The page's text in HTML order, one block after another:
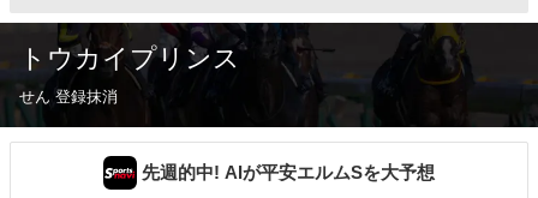
トウカイプリンス
せん 登録抹消
先週的中! AIが平安エルムSを大予想